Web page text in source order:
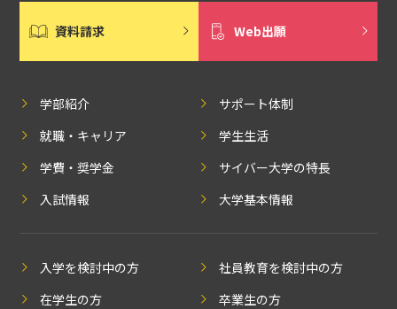
資料請求 Web出願
学部紹介
サポート体制
就職・キャリア
学生生活
学費・奨学金
サイバー大学の特長
入試情報
大学基本情報
入学を検討中の方
社員教育を検討中の方
在学生の方
卒業生の方